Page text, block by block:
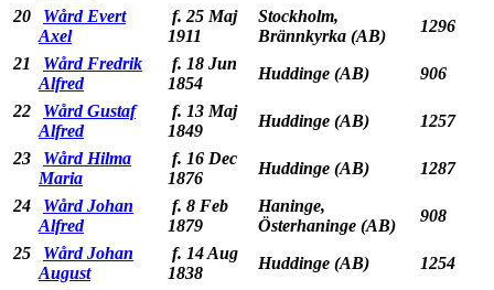
20
Wård Evert
Axel
f. 25 Maj
1911
Stockholm,
Brännkyrka (AB)
1296
21
Wård Fredrik
Alfred
f. 18 Jun
1854
Huddinge (AB)
906
22
Wård Gustaf
Alfred
f. 13 Maj
1849
Huddinge (AB)
1257
23
Wård Hilma
Maria
f. 16 Dec
1876
Huddinge (AB)
1287
24
Wård Johan
Alfred
f. 8 Feb
1879
Haninge,
Österhaninge (AB)
908
25
Wård Johan
August
f. 14 Aug
1838
Huddinge (AB)
1254